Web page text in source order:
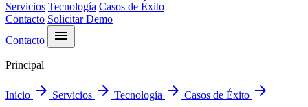
Servicios Tecnología Casos de Éxito
Contacto Solicitar Demo
Contacto
menu
Principal
Inicio arrow_forward Servicios arrow_forward Tecnología arrow_forward Casos de Éxito arrow_forward